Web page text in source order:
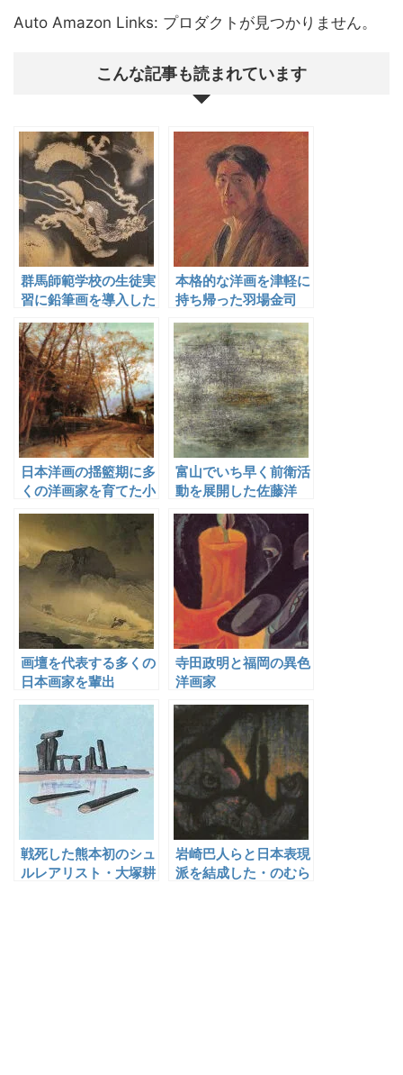
Auto Amazon Links: プロダクトが見つかりません。
こんな記事も読まれています
群馬師範学校の生徒実
習に鉛筆画を導入した
武居梅坡
本格的な洋画を津軽に
持ち帰った羽場金司
日本洋画の揺籃期に多
くの洋画家を育てた小
山正太郎
富山でいち早く前衛活
動を展開した佐藤洋
画壇を代表する多くの
日本画家を輩出
寺田政明と福岡の異色
洋画家
戦死した熊本初のシュ
ルレアリスト・大塚耕
岩崎巴人らと日本表現
派を結成した・のむら